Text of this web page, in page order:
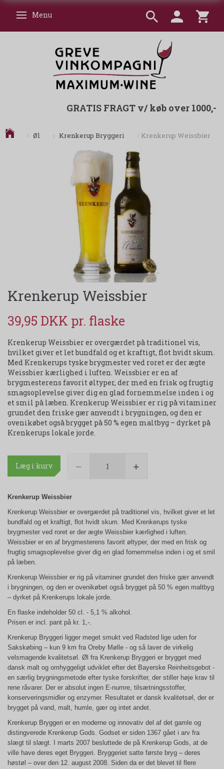
Skifte navigation
Menu
GRATIS FRAGT v/ køb over 1000,-
Øl Krenkerup Bryggeri Krenkerup Weissbier
Krenkerup Weissbier
39,95 DKK
Krenkerup Weissbier er overgærdet på traditionel vis,
hvilket giver et let bundfald og et kraftigt, flot hvidt skum.
Med Krenkerups tyske brygmester ved roret er der ægte
Weissbier kærlighed i luften. Weissbier er en af
brygmesterens favorit øltyper, der med en frisk og frugtig
smagsoplevelse giver dig en glad fornemmelse inden i og
et smil på læben. Krenkerup Weissbier er rig på vitaminer
grundet den friske gær anvendt i brygningen, og den er
ovenikøbet også brygget på 50 % egen maltbyg – dyrket på
Krenkerups lokale jorde.
Læg i kurv
Krenkerup Weissbier
Krenkerup Weissbier er overgærdet på traditionel vis, hvilket giver et let
bundfald og et kraftigt, flot hvidt skum. Med Krenkerups tyske
brygmester ved roret er der ægte Weissbier kærlighed i luften.
Weissbier er en af brygmesterens favorit øltyper, der med en frisk og
frugtig smagsoplevelse giver dig en glad fornemmelse inden i og et smil
på læben.
Krenkerup Weissbier er rig på vitaminer grundet den friske gær anvendt
i brygningen, og den er ovenikøbet også brygget på 50 % egen maltbyg
– dyrket på Krenkerups lokale jorde.
En flaske indeholder 50 cl. - 5,1 % alkohol.
Prisen er incl. pant på kr. 1,-.
Krenkerup Bryggeri ligger meget smukt ved Radsted lige uden for
Sakskøbing – kun 9 km fra Oreby Mølle - og så laver de virkelig
velsmagende kvalitetsøl. Øl fra Krenkerup Bryggeri er brygget med
dansk malt og omhyggeligt udviklet efter det Bayerske Reinheitsgebot -
en særlig brygningsmetode efter tyske forskrifter, der stiller høje krav til
rene råvarer. Der er absolut ingen E-numre, tilsætningsstoffer,
konserveringsmidler og enzymer. Resultatet er dansk kvalitetsøl, der er
brygget på vand, malt, humle, gær og intet andet.
Krenkerup Bryggeri er en moderne og innovativ del af det gamle og
distingverede Krenkerup Gods. Godset er siden 1367 gået i arv fra
slægt til slægt. I marts 2007 besluttede de på Krenkerup Gods, at de
ville have deres eget Bryggeri. Bryggeriet satte første bryg – deres
høstøl – over den 12. august 2008. Siden da er det blevet til flere